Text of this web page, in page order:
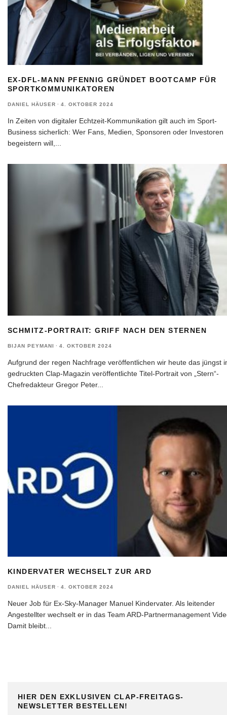
EX-DFL-MANN PFENNIG GRÜNDET BOOTCAMP FÜR
SPORTKOMMUNIKATOREN
DANIEL HÄUSER · 4. OKTOBER 2024
In Zeiten von digitaler Echtzeit-Kommunikation gilt auch im Sport-
Business sicherlich: Wer Fans, Medien, Sponsoren oder Investoren
begeistern will,
SCHMITZ-PORTRAIT: GRIFF NACH DEN STERNEN
BIJAN PEYMANI · 4. OKTOBER 2024
Aufgrund der regen Nachfrage veröffentlichen wir heute das jüngst
gedruckten Clap-Magazin veröffentlichte Titel-Portrait von „Stern“-
Chefredakteur Gregor Peter...
KINDERVATER WECHSELT ZUR ARD
DANIEL HÄUSER · 4. OKTOBER 2024
Neuer Job für Ex-Sky-Manager Manuel Kindervater. Als leitender
Angestellter wechselt er in das Team ARD-Partnermanagement
Damit bleibt...
HIER DEN EXKLUSIVEN CLAP-FREITAGS-
NEWSLETTER BESTELLEN!